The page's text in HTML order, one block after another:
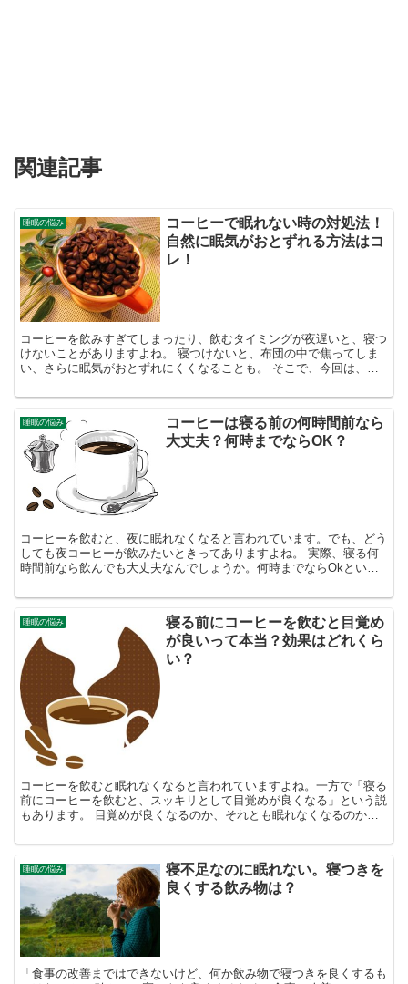
関連記事
睡眠の悩み
コーヒーで眠れない時の対処法！
自然に眠気がおとずれる方法はコ
レ！
コーヒーを飲みすぎてしまったり、飲むタイミングが夜遅いと、寝つ
けないことがありますよね。 寝つけないと、布団の中で焦ってしま
い、さらに眠気がおとずれにくくなることも。 そこで、今回は、コ
睡眠の悩み
コーヒーは寝る前の何時間前なら
大丈夫？何時までならOK？
コーヒーを飲むと、夜に眠れなくなると言われています。でも、どう
しても夜コーヒーが飲みたいときってありますよね。 実際、寝る何
時間前なら飲んでも大丈夫なんでしょうか。何時までならOkという
睡眠の悩み
寝る前にコーヒーを飲むと目覚め
が良いって本当？効果はどれくら
い？
コーヒーを飲むと眠れなくなると言われていますよね。一方で「寝る
前にコーヒーを飲むと、スッキリとして目覚めが良くなる」という説
もあります。 目覚めが良くなるのか、それとも眠れなくなるのか。
睡眠の悩み
寝不足なのに眠れない。寝つきを
良くする飲み物は？
「食事の改善まではできないけど、何か飲み物で寝つきを良くするも